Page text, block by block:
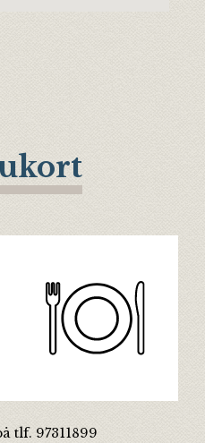
tlf. 97311899